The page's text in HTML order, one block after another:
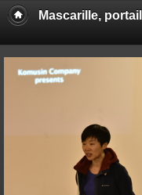
Mascarille,